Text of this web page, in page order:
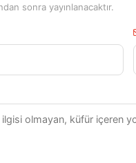
sonra yayınlanacaktır.